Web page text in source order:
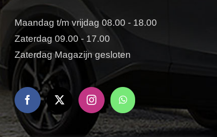
Maandag t/m vrijdag 08.00 - 18.00
Zaterdag 09.00 - 17.00
Zaterdag Magazijn gesloten